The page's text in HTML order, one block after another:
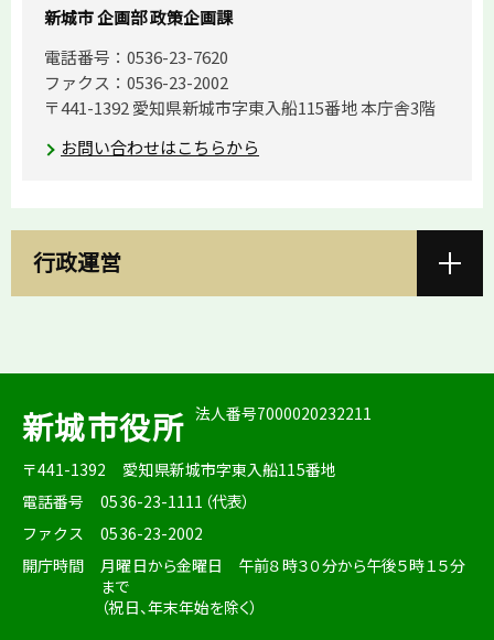
新城市 企画部 政策企画課
電話番号：0536-23-7620
ファクス：0536-23-2002
〒441-1392 愛知県新城市字東入船115番地 本庁舎3階
お問い合わせはこちらから
行政運営
新城市役所 法人番号7000020232211
〒441-1392
愛知県新城市字東入船115番地
電話番号
0536-23-1111（代表）
ファクス
0536-23-2002
開庁時間
月曜日から金曜日 午前８時３０分から午後５時１５分
まで
（祝日、年末年始を除く）